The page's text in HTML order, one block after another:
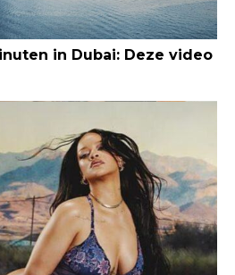
in Dubai: Deze video